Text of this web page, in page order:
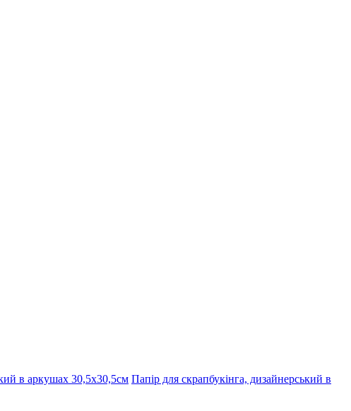
в аркушах 30,5х30,5см Папір для скрапбукінга, дизайнерський в